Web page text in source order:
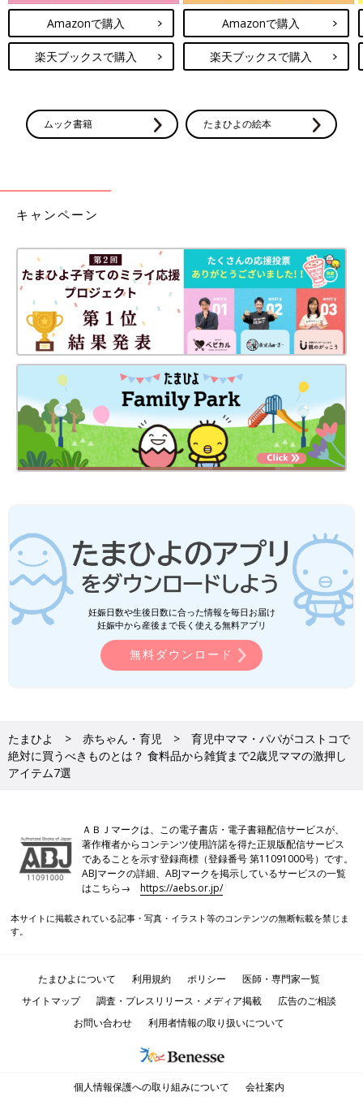
Amazonで購入
楽天ブックスで購入
Amazonで購入
楽天ブックスで購入
ムック書籍 たまひよの絵本
キャンペーン
妊娠日数や生後日数に合った情報を毎日お届け
妊娠中から産後まで長く使える無料アプリ
無料ダウンロード
たまひよ 赤ちゃん・育児
育児中ママ・パパがコストコで
絶対に買うべきものとは？ 食料品から雑貨まで2歳児ママの激押し
アイテム7選
ＡＢＪマークは、この電子書店・電子書籍配信サービスが、
著作権者からコンテンツ使用許諾を得た正規版配信サービス
であることを示す登録商標（登録番号 第11091000号）です。
ABJマークの詳細、ABJマークを掲示しているサービスの一覧
はこちら→https://aebs.or.jp/
本サイトに掲載されている記事・写真・イラスト等のコンテンツの無断転載を禁じま
す。
たまひよについて 利用規約 ポリシー
医師・専門家一覧
サイトマップ
調査・プレスリリース・メディア掲載
広告のご相談
お問い合わせ
利用者情報の取り扱いについて
個人情報保護への取り組みについて 会社案内